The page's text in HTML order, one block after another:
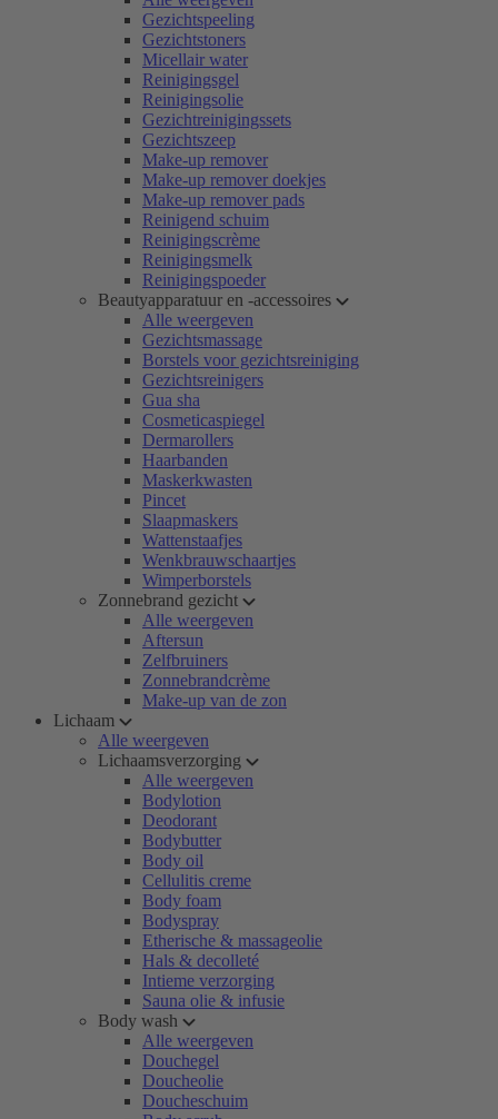
Gezichtspeeling
Gezichtstoners
Micellair water
Reinigingsgel
Reinigingsolie
Gezichtreinigingssets
Gezichtszeep
Make-up remover
Make-up remover doekjes
Make-up remover pads
Reinigend schuim
Reinigingscrème
Reinigingsmelk
Reinigingspoeder
Beautyapparatuur en -accessoires
Alle weergeven
Gezichtsmassage
Borstels voor gezichtsreiniging
Gezichtsreinigers
Gua sha
Cosmeticaspiegel
Dermarollers
Haarbanden
Maskerkwasten
Pincet
Slaapmaskers
Wattenstaafjes
Wenkbrauwschaartjes
Wimperborstels
Zonnebrand gezicht
Alle weergeven
Aftersun
Zelfbruiners
Zonnebrandcrème
Make-up van de zon
Lichaam
Alle weergeven
Lichaamsverzorging
Alle weergeven
Bodylotion
Deodorant
Bodybutter
Body oil
Cellulitis creme
Body foam
Bodyspray
Etherische & massageolie
Hals & decolleté
Intieme verzorging
Sauna olie & infusie
Body wash
Alle weergeven
Douchegel
Doucheolie
Doucheschuim